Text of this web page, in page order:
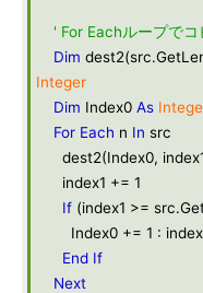
' For Eachループでコ
Dim
Integer
Dim Index0 As
For Each n In src
dest2(Index0,
index1 += 1
If (index1 >=
Index0 += 1 :
End If
Next